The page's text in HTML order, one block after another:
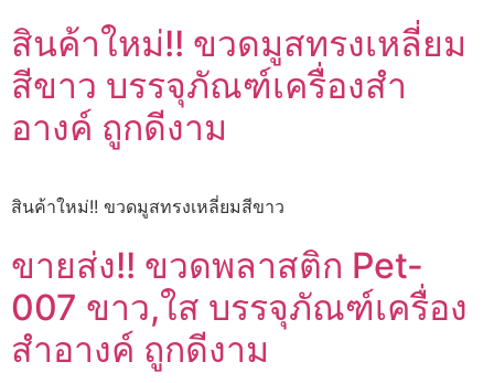
สินค้าใหม่!! ขวดมูสทรงเหลี่ยม
สีขาว บรรจุภัณฑ์เครื่องสำ
อางค์ ถูกดีงาม
สินค้าใหม่!! ขวดมูสทรงเหลี่ยมสีขาว
ขายส่ง!! ขวดพลาสติก Pet-
007 ขาว,ใส บรรจุภัณฑ์เครื่อง
สำอางค์ ถูกดีงาม